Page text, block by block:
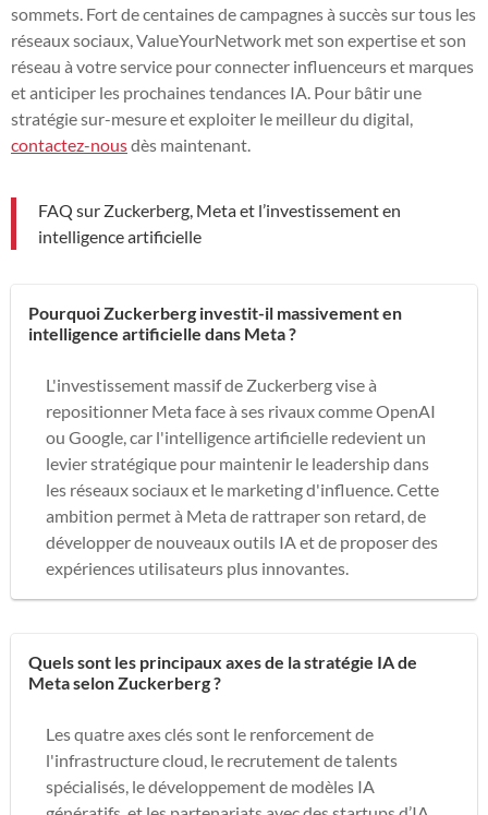
sommets. Fort de centaines de campagnes à succès sur tous les
réseaux sociaux, ValueYourNetwork met son expertise et son
réseau à votre service pour connecter influenceurs et marques
et anticiper les prochaines tendances IA. Pour bâtir une
stratégie sur-mesure et exploiter le meilleur du digital,
contactez-nousdès maintenant.
FAQ sur Zuckerberg, Meta et l’investissement en
intelligence artificielle
Pourquoi Zuckerberg investit-il massivement en
intelligence artificielle dans Meta ?
L'investissement massif de Zuckerberg vise à
repositionner Meta face à ses rivaux comme OpenAI
ou Google, car l'intelligence artificielle redevient un
levier stratégique pour maintenir le leadership dans
les réseaux sociaux et le marketing d'influence. Cette
ambition permet à Meta de rattraper son retard, de
développer de nouveaux outils IA et de proposer des
expériences utilisateurs plus innovantes.
Quels sont les principaux axes de la stratégie IA de
Meta selon Zuckerberg ?
Les quatre axes clés sont le renforcement de
l'infrastructure cloud, le recrutement de talents
spécialisés, le développement de modèles IA